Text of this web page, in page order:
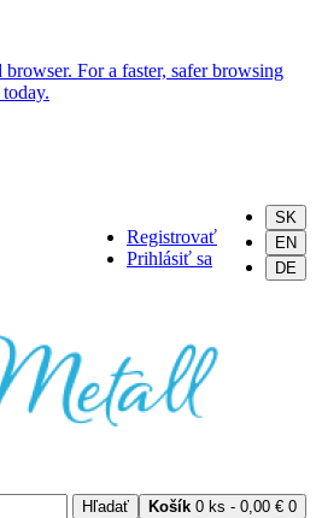
SK
EN
DE
Registrovať
Prihlásiť sa
Košík 0 ks - 0,00 € 0
Hľadať